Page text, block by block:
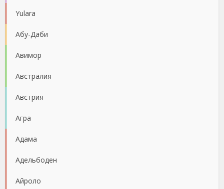
Yulara
Абу-Даби
Авимор
Австралия
Австрия
Агра
Адама
Адельбоден
Айроло